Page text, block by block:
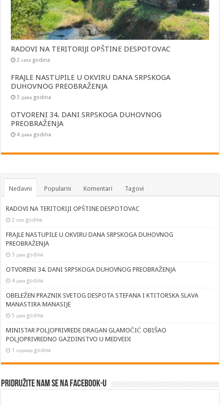
RADOVI NA TERITORIJI OPŠTINE DESPOTOVAC
2 сата godina
FRAJLE NASTUPILE U OKVIRU DANA SRPSKOGA
DUHOVNOG PREOBRAŽENJA
3 дана godina
OTVORENI 34. DANI SRPSKOGA DUHOVNOG
PREOBRAŽENJA
4 дана godina
Nedavni Popularni Komentari Tagovi
RADOVI NA TERITORIJI OPŠTINE DESPOTOVAC
2 сата godina
FRAJLE NASTUPILE U OKVIRU DANA SRPSKOGA DUHOVNOG
PREOBRAŽENJA
3 дана godina
OTVORENI 34. DANI SRPSKOGA DUHOVNOG PREOBRAŽENJA
4 дана godina
OBELEŽEN PRAZNIK SVETOG DESPOTA STEFANA I KTITORSKA SLAVA
MANASTIRA MANASIJE
5 дана godina
MINISTAR POLJOPRIVREDE DRAGAN GLAMOČIĆ OBIŠAO
POLJOPRIVREDNO GAZDINSTVO U MEDVEĐI
1 седмица godina
Pridružite nam se na Facebook-u